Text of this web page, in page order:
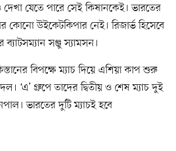
দেখা যেতে পারে সেই কিষানকেই। ভারতের
উইকেটকিপার নেই। রিজার্ভ হিসেবে
সঞ্জু স্যামসন।
বিপক্ষে ম্যাচ দিয়ে এশিয়া কাপ শুরু
‘এ’ গ্রুপে তাদের দ্বিতীয় ও শেষ ম্যাচ দুই
ভারতের দুটি ম্যাচই হবে